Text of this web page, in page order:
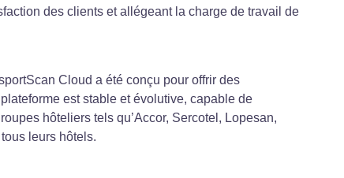
des clients et allégeant la charge de travail de
Cloud a été conçu pour offrir des
est stable et évolutive, capable de
hôteliers tels qu’Accor, Sercotel, Lopesan,
leurs hôtels.